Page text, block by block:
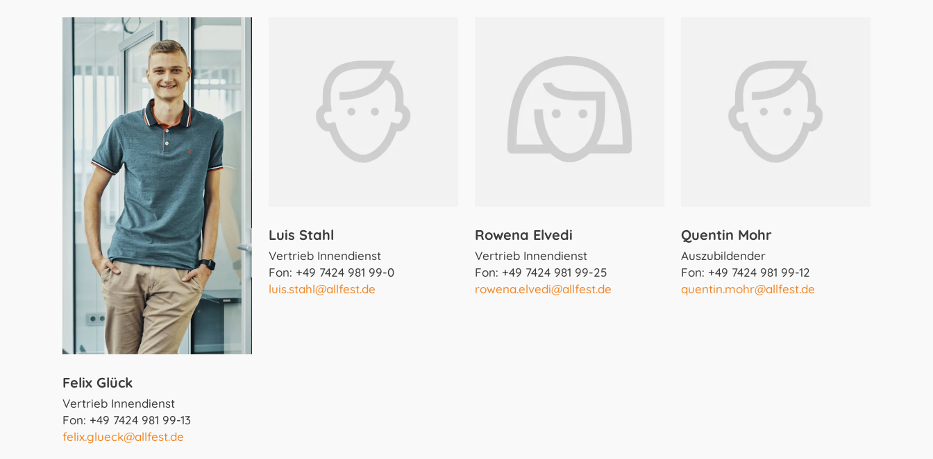
Felix Glück
Vertrieb Innendienst
Fon: +49 7424 981 99-13
felix.glueck@allfest.de
Luis Stahl
Vertrieb Innendienst
Fon: +49 7424 981 99-0
luis.stahl@allfest.de
Rowena Elvedi
Vertrieb Innendienst
Fon: +49 7424 981 99-25
rowena.elvedi@allfest.de
Quentin Mohr
Auszubildender
Fon: +49 7424 981 99-12
quentin.mohr@allfest.de